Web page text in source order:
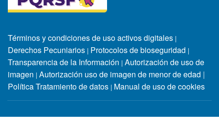
Términos y condiciones de uso activos digitales |
Derechos Pecuniarios | Protocolos de bioseguridad |
Transparencia de la Información | Autorización de uso de
imagen | Autorización uso de imagen de menor de edad |
Política Tratamiento de datos | Manual de uso de cookies